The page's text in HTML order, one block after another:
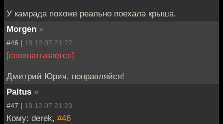
У камрада похоже реально поехала крыша.
Morgen »
#46 | 18.12.07 21:22
[спохватывается]
Дмитрий Юрич, поправляйся!
Paltus »
#47 | 18.12.07 21:23
Кому: derek, #46